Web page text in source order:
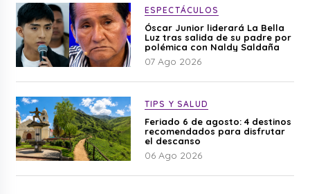
ESPECTÁCULOS
Óscar Junior liderará La Bella
Luz tras salida de su padre por
polémica con Naldy Saldaña
07 Ago 2026
TIPS Y SALUD
Feriado 6 de agosto: 4 destinos
recomendados para disfrutar
el descanso
06 Ago 2026